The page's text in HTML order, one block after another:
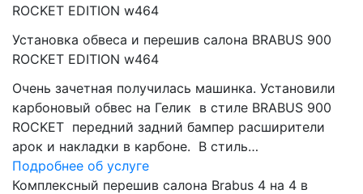
ROCKET EDITION w464
Установка обвеса и перешив салона BRABUS 900
ROCKET EDITION w464
Очень зачетная получилась машинка. Установили
карбоновый обвес на Гелик в стиле BRABUS 900
ROCKET передний задний бампер расширители
арок и накладки в карбоне. В стиль…
Подробнее об услуге
Комплексный перешив салона Brabus 4 на 4 в